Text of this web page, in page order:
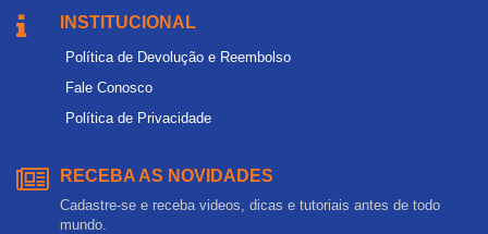
INSTITUCIONAL
Política de Devolução e Reembolso
Fale Conosco
Política de Privacidade
RECEBA AS NOVIDADES
Cadastre-se e receba videos, dicas e tutoriais antes de todo
mundo.